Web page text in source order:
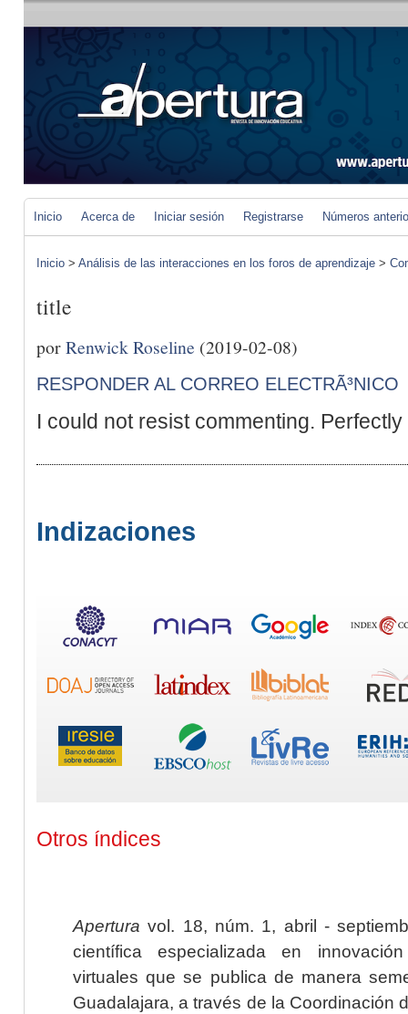
Inicio Acerca de Iniciar sesión Registrarse Números
Inicio > Análisis de las interacciones en los foros de aprendizaje >
title
porRenwick Roseline (2019-02-08)
RESPONDER AL CORREO ELECTRÃ³NICO
I could not resist commenting. Perfectly
Indizaciones
Otros índices
Apertura vol. 18, núm. 1, abril -
científica especializada en
virtuales que se publica de manera
Guadalajara, a través de la Coordinación